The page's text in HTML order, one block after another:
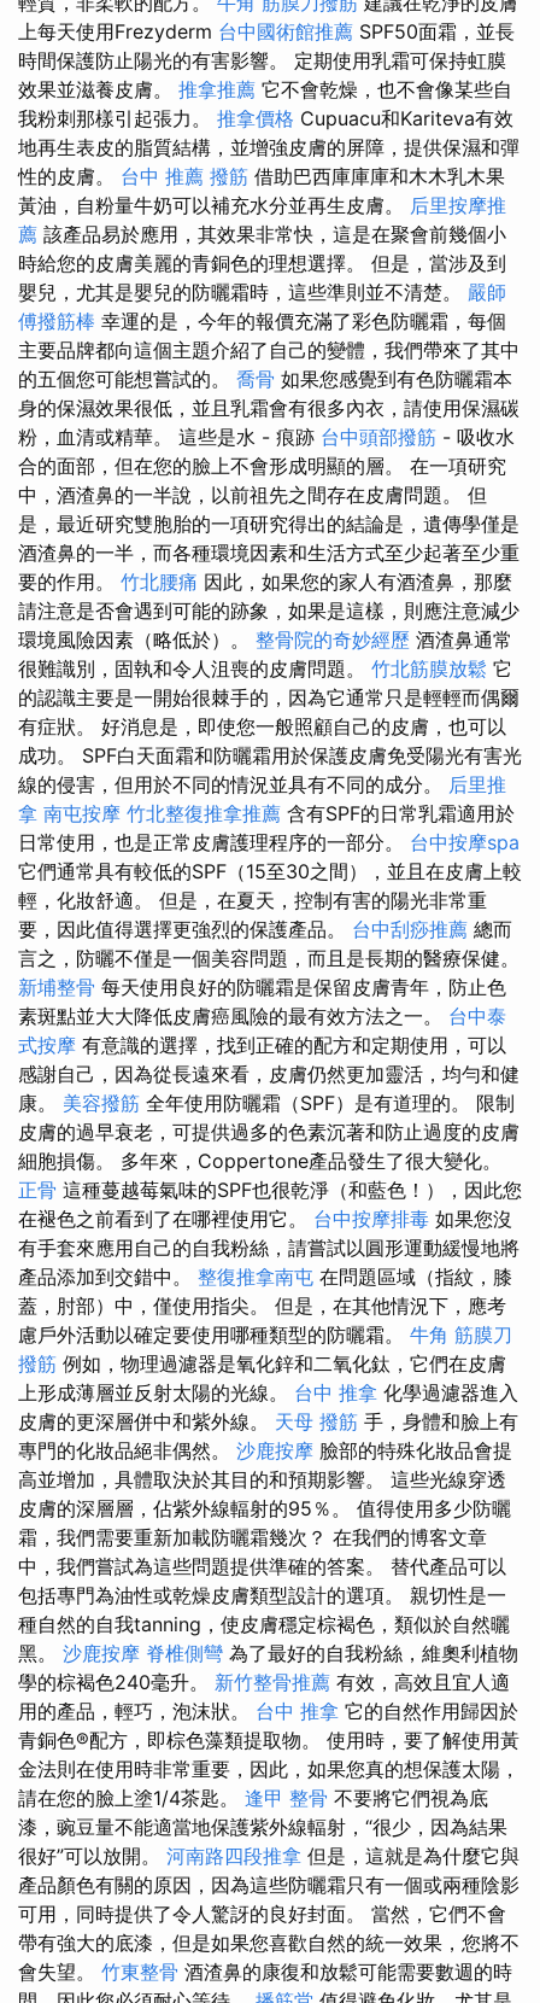
上每天使用Frezyderm 台中國術館推薦 SPF50面霜，並長
時間保護防止陽光的有害影響。 定期使用乳霜可保持虹膜
效果並滋養皮膚。 推拿推薦 它不會乾燥，也不會像某些自
我粉刺那樣引起張力。 推拿價格 Cupuacu和Kariteva有效
地再生表皮的脂質結構，並增強皮膚的屏障，提供保濕和彈
性的皮膚。 台中 推薦 撥筋 借助巴西庫庫庫和木木乳木果
黃油，自粉量牛奶可以補充水分並再生皮膚。 后里按摩推
薦 該產品易於應用，其效果非常快，這是在聚會前幾個小
時給您的皮膚美麗的青銅色的理想選擇。 但是，當涉及到
嬰兒，尤其是嬰兒的防曬霜時，這些準則並不清楚。 嚴師
傅撥筋棒 幸運的是，今年的報價充滿了彩色防曬霜，每個
主要品牌都向這個主題介紹了自己的變體，我們帶來了其中
的五個您可能想嘗試的。 喬骨 如果您感覺到有色防曬霜本
身的保濕效果很低，並且乳霜會有很多內衣，請使用保濕碳
粉，血清或精華。 這些是水 - 痕跡 台中頭部撥筋 - 吸收水
合的面部，但在您的臉上不會形成明顯的層。 在一項研究
中，酒渣鼻的一半說，以前祖先之間存在皮膚問題。 但
是，最近研究雙胞胎的一項研究得出的結論是，遺傳學僅是
酒渣鼻的一半，而各種環境因素和生活方式至少起著至少重
要的作用。 竹北腰痛 因此，如果您的家人有酒渣鼻，那麼
請注意是否會遇到可能的跡象，如果是這樣，則應注意減少
環境風險因素（略低於）。 整骨院的奇妙經歷 酒渣鼻通常
很難識別，固執和令人沮喪的皮膚問題。 竹北筋膜放鬆 它
的認識主要是一開始很棘手的，因為它通常只是輕輕而偶爾
有症狀。 好消息是，即使您一般照顧自己的皮膚，也可以
成功。 SPF白天面霜和防曬霜用於保護皮膚免受陽光有害光
線的侵害，但用於不同的情況並具有不同的成分。 后里推
拿 南屯按摩 竹北整復推拿推薦 含有SPF的日常乳霜適用於
日常使用，也是正常皮膚護理程序的一部分。 台中按摩spa
它們通常具有較低的SPF（15至30之間），並且在皮膚上較
輕，化妝舒適。 但是，在夏天，控制有害的陽光非常重
要，因此值得選擇更強烈的保護產品。 台中刮痧推薦 總而
言之，防曬不僅是一個美容問題，而且是長期的醫療保健。
新埔整骨 每天使用良好的防曬霜是保留皮膚青年，防止色
素斑點並大大降低皮膚癌風險的最有效方法之一。 台中泰
式按摩 有意識的選擇，找到正確的配方和定期使用，可以
感謝自己，因為從長遠來看，皮膚仍然更加靈活，均勻和健
康。 美容撥筋 全年使用防曬霜（SPF）是有道理的。 限制
皮膚的過早衰老，可提供過多的色素沉著和防止過度的皮膚
細胞損傷。 多年來，Coppertone產品發生了很大變化。
正骨 這種蔓越莓氣味的SPF也很乾淨（和藍色！），因此您
在褪色之前看到了在哪裡使用它。 台中按摩排毒 如果您沒
有手套來應用自己的自我粉絲，請嘗試以圓形運動緩慢地將
產品添加到交錯中。 整復推拿南屯 在問題區域（指紋，膝
蓋，肘部）中，僅使用指尖。 但是，在其他情況下，應考
慮戶外活動以確定要使用哪種類型的防曬霜。 牛角 筋膜刀
撥筋 例如，物理過濾器是氧化鋅和二氧化鈦，它們在皮膚
上形成薄層並反射太陽的光線。 台中 推拿 化學過濾器進入
皮膚的更深層併中和紫外線。 天母 撥筋 手，身體和臉上有
專門的化妝品絕非偶然。 沙鹿按摩 臉部的特殊化妝品會提
高並增加，具體取決於其目的和預期影響。 這些光線穿透
皮膚的深層層，佔紫外線輻射的95％。 值得使用多少防曬
霜，我們需要重新加載防曬霜幾次？ 在我們的博客文章
中，我們嘗試為這些問題提供準確的答案。 替代產品可以
包括專門為油性或乾燥皮膚類型設計的選項。 親切性是一
種自然的自我tanning，使皮膚穩定棕褐色，類似於自然曬
黑。 沙鹿按摩 脊椎側彎 為了最好的自我粉絲，維奧利植物
學的棕褐色240毫升。 新竹整骨推薦 有效，高效且宜人適
用的產品，輕巧，泡沫狀。 台中 推拿 它的自然作用歸因於
青銅色®配方，即棕色藻類提取物。 使用時，要了解使用黃
金法則在使用時非常重要，因此，如果您真的想保護太陽，
請在您的臉上塗1/4茶匙。 逢甲 整骨 不要將它們視為底
漆，豌豆量不能適當地保護紫外線輻射，“很少，因為結果
很好”可以放開。 河南路四段推拿 但是，這就是為什麼它與
產品顏色有關的原因，因為這些防曬霜只有一個或兩種陰影
可用，同時提供了令人驚訝的良好封面。 當然，它們不會
帶有強大的底漆，但是如果您喜歡自然的統一效果，您將不
會失望。 竹東整骨 酒渣鼻的康復和放鬆可能需要數週的時